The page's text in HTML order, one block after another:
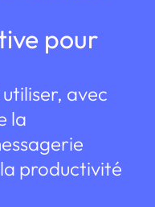
pour
avec
la
productivité